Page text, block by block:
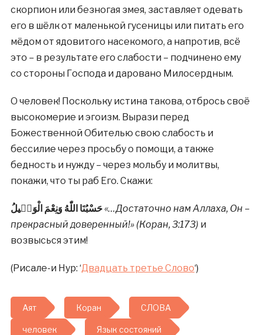
скорпион или безногая змея, заставляет одевать
его в шёлк от маленькой гусеницы или питать его
мёдом от ядовитого насекомого, а напротив, всё
это – в результате его слабости – подчинено ему
со стороны Господа и даровано Милосердным.
О человек! Поскольку истина такова, отбрось своё
высокомерие и эгоизм. Вырази перед
Божественной Обителью свою слабость и
бессилие через просьбу о помощи, а также
бедность и нужду – через мольбу и молитвы,
покажи, что ты раб Его. Скажи:
حَسْبُنَا اللّٰهُ وَنِعْمَ الْوَكٖيلُ«…Достаточно нам Аллаха, Он –
прекрасный доверенный!» (Коран, 3:173) и
возвысься этим!
(Рисале-и Нур: ‘Двадцать третье Слово‘)
Аят Коран СЛОВА
человек Язык состояний